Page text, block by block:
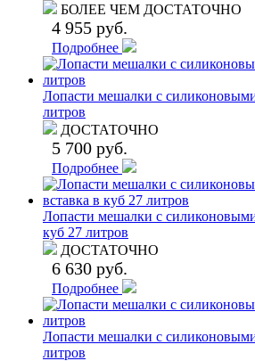
БОЛЕЕ ЧЕМ ДОСТАТОЧНО
4 955 руб.
Подробнее
Лопасти мешалки с
литров
ДОСТАТОЧНО
5 700 руб.
Подробнее
Лопасти мешалки с
куб 27 литров
ДОСТАТОЧНО
6 630 руб.
Подробнее
Лопасти мешалки с
литров